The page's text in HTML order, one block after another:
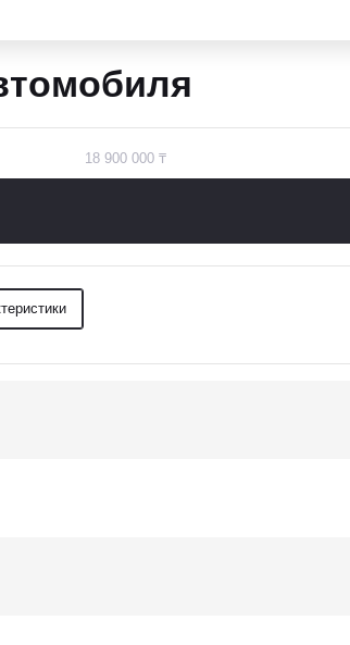
18 900 000 ₸